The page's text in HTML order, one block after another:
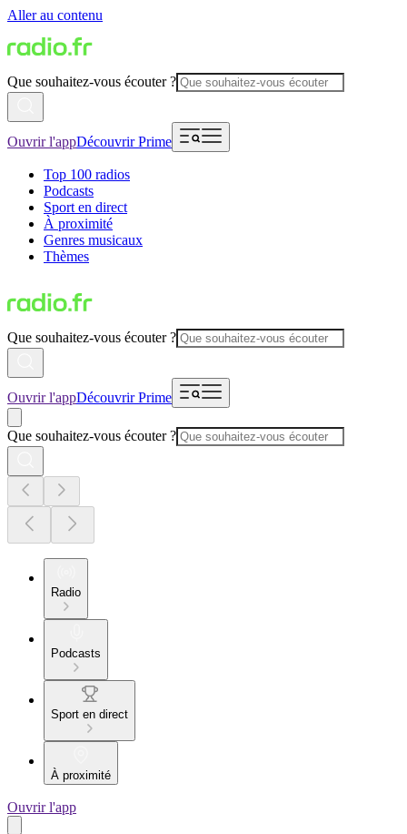
Aller au contenu
Que souhaitez-vous écouter ?
Ouvrir l'appDécouvrir Prime
Top 100 radios
Podcasts
Sport en direct
À proximité
Genres musicaux
Thèmes
Que souhaitez-vous écouter ?
Ouvrir l'appDécouvrir Prime
Que souhaitez-vous écouter ?
Radio
Podcasts
Sport en direct
À proximité
Ouvrir l'app